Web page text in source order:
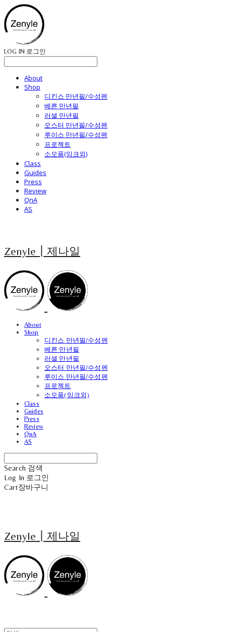
LOG IN 로그인
About
Shop
디킨스 만년필/수성펜
베른 만년필
러셀 만년필
오스터 만년필/수성펜
루이스 만년필/수성펜
프로젝트
소모품(잉크외)
Class
Guides
Press
Review
QnA
AS
Zenyle┃제나일
About
Shop
디킨스 만년필/수성펜
베른 만년필
러셀 만년필
오스터 만년필/수성펜
루이스 만년필/수성펜
프로젝트
소모품(잉크외)
Class
Guides
Press
Review
QnA
AS
Search 검색
Log In 로그인
Cart장바구니
Zenyle┃제나일